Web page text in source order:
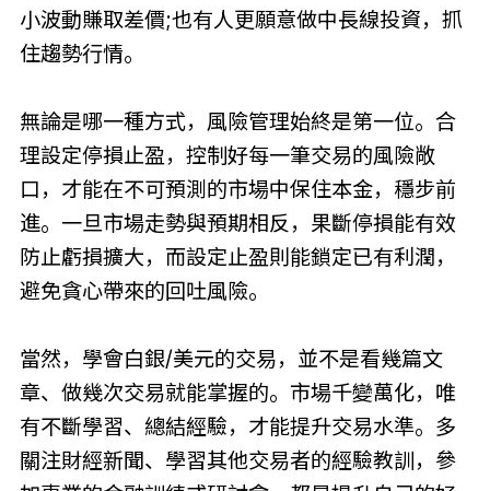
小波動賺取差價;也有人更願意做中長線投資，抓
住趨勢行情。
無論是哪一種方式，風險管理始終是第一位。合
理設定停損止盈，控制好每一筆交易的風險敞
口，才能在不可預測的市場中保住本金，穩步前
進。一旦市場走勢與預期相反，果斷停損能有效
防止虧損擴大，而設定止盈則能鎖定已有利潤，
避免貪心帶來的回吐風險。
當然，學會白銀/美元的交易，並不是看幾篇文
章、做幾次交易就能掌握的。市場千變萬化，唯
有不斷學習、總結經驗，才能提升交易水準。多
關注財經新聞、學習其他交易者的經驗教訓，參